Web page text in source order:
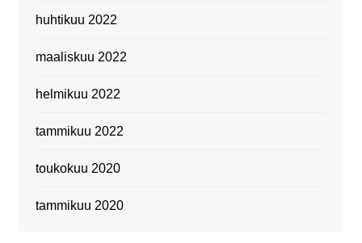
huhtikuu 2022
maaliskuu 2022
helmikuu 2022
tammikuu 2022
toukokuu 2020
tammikuu 2020